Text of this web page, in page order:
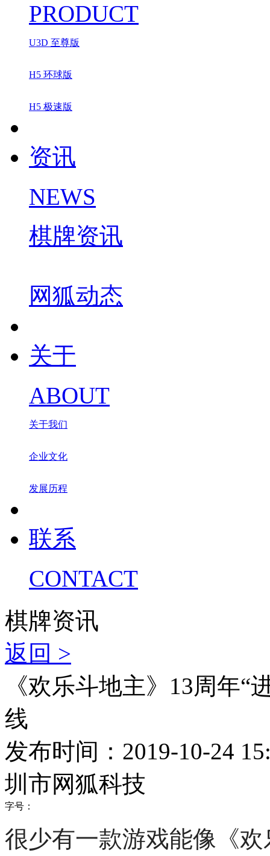
PRODUCT
U3D 至尊版
H5 环球版
H5 极速版
资讯
NEWS
棋牌资讯
网狐动态
关于
ABOUT
关于我们
企业文化
发展历程
联系
CONTACT
棋牌资讯
返回 >
《欢乐斗地主》13周年
线
发布时间：2019-10-24
圳市网狐科技
字号：
很少有一款游戏能像《